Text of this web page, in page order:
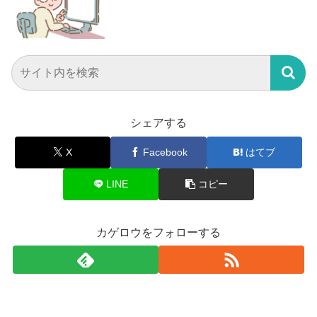
シェアする
X Facebook はてブ
LINE コピー
カゲロウをフォローする